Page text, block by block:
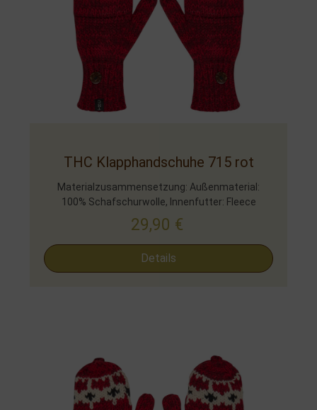
THC Klapphandschuhe 715 rot
Materialzusammensetzung: Außenmaterial:
100% Schafschurwolle, Innenfutter: Fleece
29,90 €
Details